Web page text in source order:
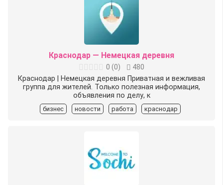
Краснодар — Немецкая деревня
0 (0)
480
Краснодар | Немецкая деревня Приватная и вежливая
группа для жителей. Только полезная информация,
объявления по делу, к
бизнес новости работа краснодар